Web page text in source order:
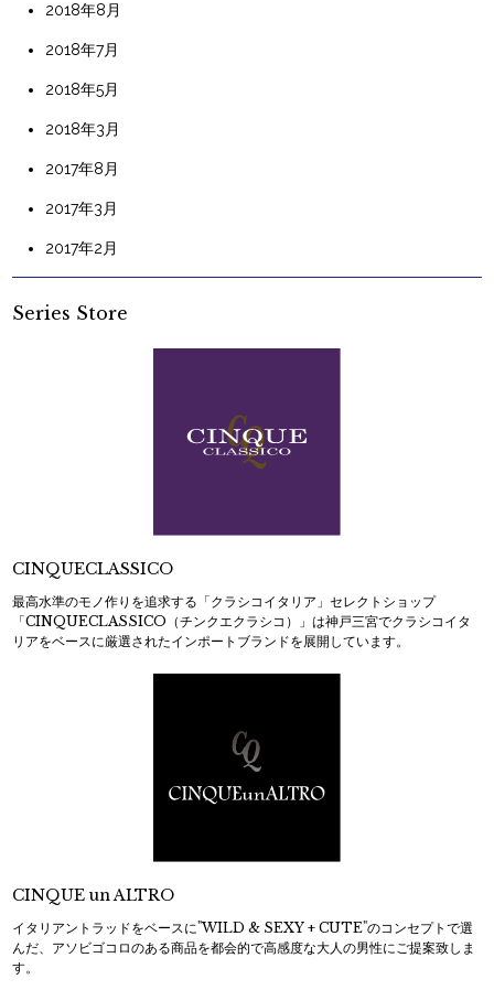
2018年8月
2018年7月
2018年5月
2018年3月
2017年8月
2017年3月
2017年2月
Series Store
CINQUECLASSICO
最高水準のモノ作りを追求する「クラシコイタリア」セレクトショップ
「CINQUECLASSICO（チンクエクラシコ）」は神戸三宮でクラシコイタ
リアをベースに厳選されたインポートブランドを展開しています。
CINQUE un ALTRO
イタリアントラッドをベースに"WILD & SEXY + CUTE"のコンセプトで選
んだ、アソビゴコロのある商品を都会的で高感度な大人の男性にご提案致しま
す。